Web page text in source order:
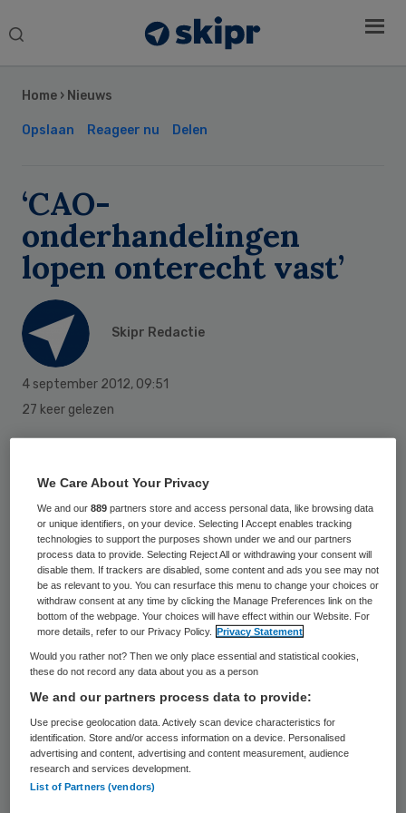
Search
Home › Nieuws
Opslaan Reageer nu Delen
‘CAO-
onderhandelingen
lopen onterecht vast’
Skipr Redactie
4 september 2012, 09:51
27 keer gelezen
cao-onderhandelingen. Werknemersbonden
hebben nog een te rooskleurig beeld van de
economische situatie waardoor ze goede
aanbiedingen op tafel laten liggen.
Dit zegt stelt Giel Schikhof, manager
Arbeidsverhoudingen bijWissenraet van
Spaendonck. Terugkerende geluiden zijn
het te lage loonbod en
baanzekerheidgaranties die niet goed
genoeg zouden zijn.
Sidebar
We Care About Your Privacy
We and our889 partners store and access personal data, like browsing data
or unique identifiers, on your device. Selecting I Accept enables tracking
technologies to support the purposes shown under we and our partners
process data to provide. Selecting Reject All or withdrawing your consent will
disable them. If trackers are disabled, some content and ads you see may not
be as relevant to you. You can resurface this menu to change your choices or
withdraw consent at any time by clicking the Manage Preferences link on the
bottom of the webpage. Your choices will have effect within our Website. For
more details, refer to our Privacy Policy.
Privacy Statement
Would you rather not? Then we only place essential and statistical cookies,
these do not record any data about you as a person
We and our partners process data to provide:
Use precise geolocation data. Actively scan device characteristics for
identification. Store and/or access information on a device. Personalised
advertising and content, advertising and content measurement, audience
research and services development.
List of Partners (vendors)